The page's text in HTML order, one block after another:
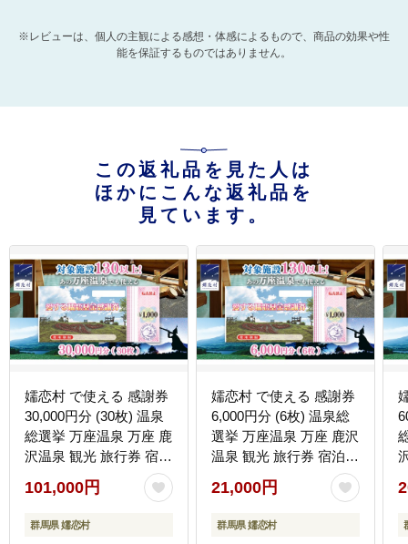
※レビューは、個人の主観による感想・体感によるもので、商品の効果や性
能を保証するものではありません。
この返礼品を見た人は
ほかにこんな返礼品を
見ています。
嬬恋村 で使える 感謝券
30,000円分 (30枚) 温泉
総選挙 万座温泉 万座 鹿
沢温泉 観光 旅行券 宿泊
券 宿泊補助券 旅行 温泉
スキー ペンション ホテ
ル 旅館 トラベル 父の日
101,000円
群馬県 嬬恋村
嬬恋村 で使える 感謝券
6,000円分 (6枚) 温泉総
選挙 万座温泉 万座 鹿沢
温泉 観光 旅行券 宿泊券
宿泊補助券 旅行 温泉 ス
キー ペンション ホテル
旅館 トラベル 父の日 母
21,000円
群馬県 嬬恋村